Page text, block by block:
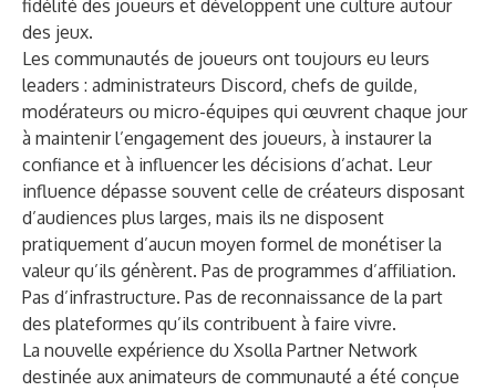
fidélité des joueurs et développent une culture autour
des jeux.
Les communautés de joueurs ont toujours eu leurs
leaders : administrateurs Discord, chefs de guilde,
modérateurs ou micro-équipes qui œuvrent chaque jour
à maintenir l’engagement des joueurs, à instaurer la
confiance et à influencer les décisions d’achat. Leur
influence dépasse souvent celle de créateurs disposant
d’audiences plus larges, mais ils ne disposent
pratiquement d’aucun moyen formel de monétiser la
valeur qu’ils génèrent. Pas de programmes d’affiliation.
Pas d’infrastructure. Pas de reconnaissance de la part
des plateformes qu’ils contribuent à faire vivre.
La nouvelle expérience du Xsolla Partner Network
destinée aux animateurs de communauté a été conçue